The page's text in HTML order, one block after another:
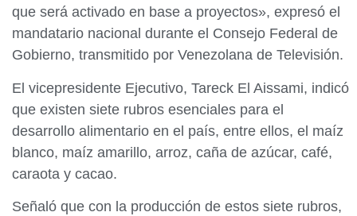
que será activado en base a proyectos», expresó el
mandatario nacional durante el Consejo Federal de
Gobierno, transmitido por Venezolana de Televisión.
El vicepresidente Ejecutivo, Tareck El Aissami, indicó
que existen siete rubros esenciales para el
desarrollo alimentario en el país, entre ellos, el maíz
blanco, maíz amarillo, arroz, caña de azúcar, café,
caraota y cacao.
Señaló que con la producción de estos siete rubros,